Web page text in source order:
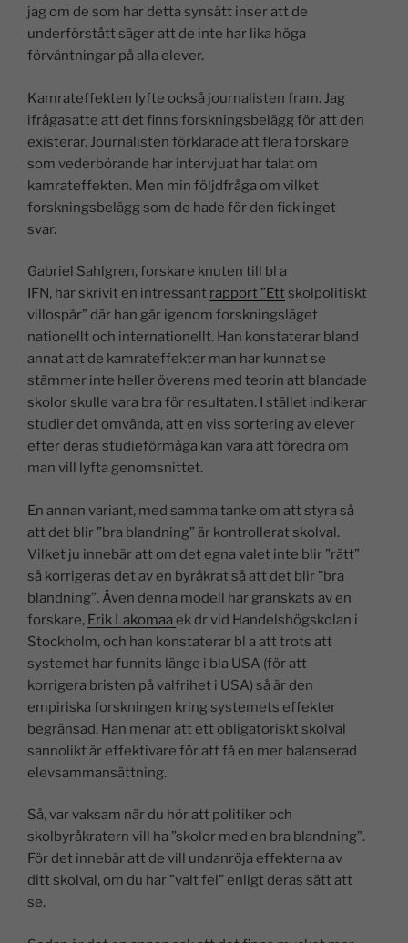
jag om de som har detta synsätt inser att de
underförstått säger att de inte har lika höga
förväntningar på alla elever.
Kamrateffekten lyfte också journalisten fram. Jag
ifrågasatte att det finns forskningsbelägg för att den
existerar. Journalisten förklarade att flera forskare
som vederbörande har intervjuat har talat om
kamrateffekten. Men min följdfråga om vilket
forskningsbelägg som de hade för den fick inget
svar.
Gabriel Sahlgren, forskare knuten till bl a
IFN, har skrivit en intressant rapport ”Ettskolpolitiskt
villospår” där han går igenom forskningsläget
nationellt och internationellt. Han konstaterar bland
annat att de kamrateffekter man har kunnat se
stämmer inte heller överens med teorin att blandade
skolor skulle vara bra för resultaten. I stället indikerar
studier det omvända, att en viss sortering av elever
efter deras studieförmåga kan vara att föredra om
man vill lyfta genomsnittet.
En annan variant, med samma tanke om att styra så
att det blir ”bra blandning” är kontrollerat skolval.
Vilket ju innebär att om det egna valet inte blir ”rätt”
så korrigeras det av en byråkrat så att det blir ”bra
blandning”. Även denna modell har granskats av en
forskare, Erik Lakomaa ek dr vid Handelshögskolan i
Stockholm, och han konstaterar bl a att trots att
systemet har funnits länge i bla USA (för att
korrigera bristen på valfrihet i USA) så är den
empiriska forskningen kring systemets effekter
begränsad. Han menar att ett obligatoriskt skolval
sannolikt är effektivare för att få en mer balanserad
elevsammansättning.
Så, var vaksam när du hör att politiker och
skolbyråkratern vill ha ”skolor med en bra blandning”.
För det innebär att de vill undanröja effekterna av
ditt skolval, om du har ”valt fel” enligt deras sätt att
se.